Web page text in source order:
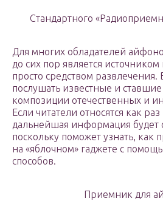
Стандартного
Для многих обладателей
до сих пор является
просто средством
послушать известные и
композиции отечественных и
Если читатели относятся как
дальнейшая информация будет
поскольку поможет узнать, как
на «яблочном» гаджете с
способов.
Приемник для